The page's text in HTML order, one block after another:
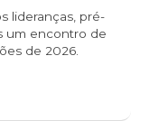
lideranças, pré-
um encontro de
de 2026.